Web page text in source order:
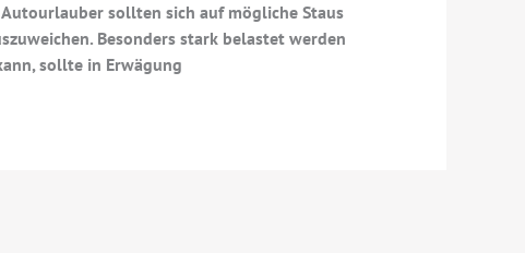
sollten sich auf mögliche Staus
Besonders stark belastet werden
sollte in Erwägung